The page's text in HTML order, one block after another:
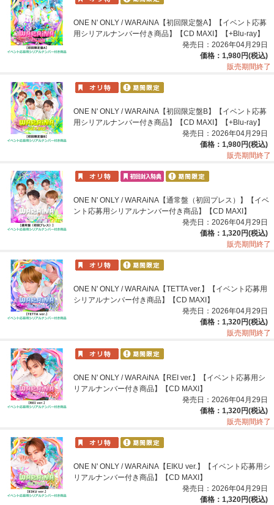
ONE N' ONLY / WARAiNA【初回限定盤A】【イベント応募
用シリアルナンバー付き商品】【CD MAXI】【+Blu-ray】
発売日：2026年04月29日
価格：1,980円(税込)
販売期間終了
ONE N' ONLY / WARAiNA【初回限定盤B】【イベント応募
用シリアルナンバー付き商品】【CD MAXI】【+Blu-ray】
発売日：2026年04月29日
価格：1,980円(税込)
販売期間終了
ONE N' ONLY / WARAiNA【通常盤（初回プレス）】【イベ
ント応募用シリアルナンバー付き商品】【CD MAXI】
発売日：2026年04月29日
価格：1,320円(税込)
販売期間終了
ONE N' ONLY / WARAiNA【TETTA ver.】【イベント応募用
シリアルナンバー付き商品】【CD MAXI】
発売日：2026年04月29日
価格：1,320円(税込)
販売期間終了
ONE N' ONLY / WARAiNA【REI ver.】【イベント応募用シ
リアルナンバー付き商品】【CD MAXI】
発売日：2026年04月29日
価格：1,320円(税込)
販売期間終了
ONE N' ONLY / WARAiNA【EIKU ver.】【イベント応募用シ
リアルナンバー付き商品】【CD MAXI】
発売日：2026年04月29日
価格：1,320円(税込)